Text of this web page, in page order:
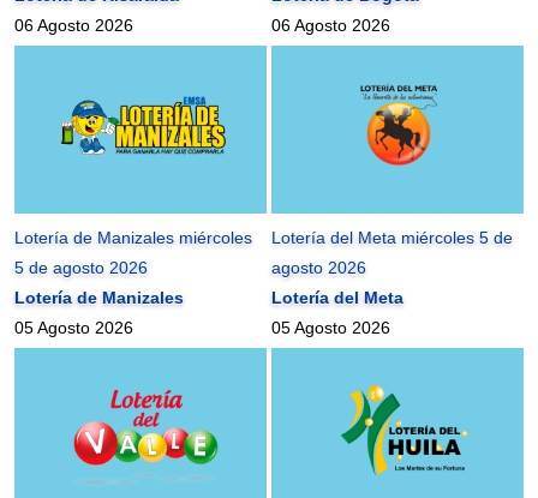
06 Agosto 2026
06 Agosto 2026
Lotería de Manizales miércoles
5 de agosto 2026
Lotería de Manizales
05 Agosto 2026
Lotería del Meta miércoles 5 de
agosto 2026
Lotería del Meta
05 Agosto 2026